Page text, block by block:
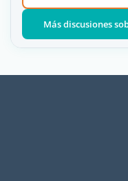
Más discusiones